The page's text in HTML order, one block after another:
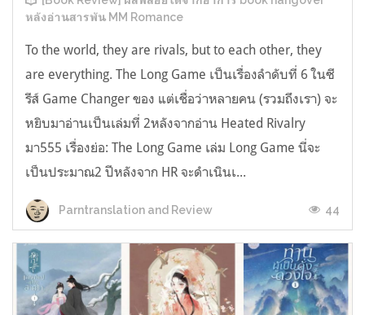
หลังอ่านสารพัน MM Romance
To the world, they are rivals, but to each other, they
are everything. The Long Game เป็นเรื่องลำดับที่ 6 ในซี
รีส์ Game Changer ของ แต่เชื่อว่าหลายคน (รวมถึงเรา) จะ
หยิบมาอ่านเป็นเล่มที่ 2หลังจากอ่าน Heated Rivalry
มา555 เรื่องย่อ: The Long Game เล่ม Long Game นี่จะ
เป็นประมาณ2 ปีหลังจาก HR จะดำเนินเ...
Parntranslation and Review 44